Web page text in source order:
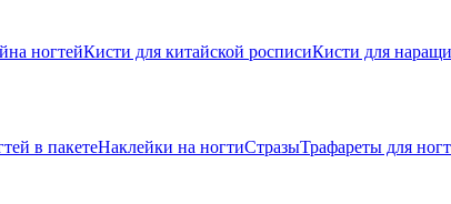
ногтейКисти для китайской росписиКисти для
в пакетеНаклейки на ногтиСтразыТрафареты для